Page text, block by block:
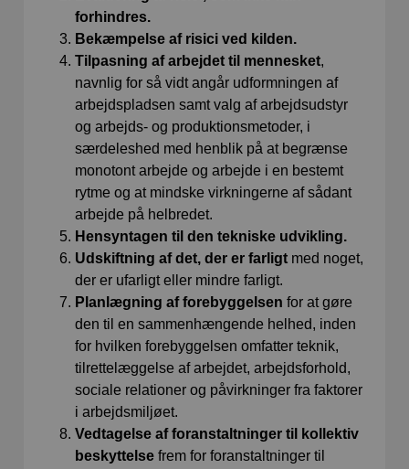
forhindres.
Bekæmpelse af risici ved kilden.
Tilpasning af arbejdet til mennesket,
navnlig for så vidt angår udformningen af
arbejdspladsen samt valg af arbejdsudstyr
og arbejds- og produktionsmetoder, i
særdeleshed med henblik på at begrænse
monotont arbejde og arbejde i en bestemt
rytme og at mindske virkningerne af sådant
arbejde på helbredet.
Hensyntagen til den tekniske udvikling.
Udskiftning af det, der er farligt med noget,
der er ufarligt eller mindre farligt.
Planlægning af forebyggelsen for at gøre
den til en sammenhængende helhed, inden
for hvilken forebyggelsen omfatter teknik,
tilrettelæggelse af arbejdet, arbejdsforhold,
sociale relationer og påvirkninger fra faktorer
i arbejdsmiljøet.
Vedtagelse af foranstaltninger til kollektiv
beskyttelse frem for foranstaltninger til